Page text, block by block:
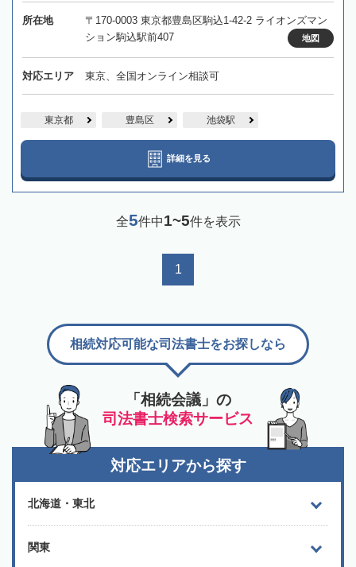
所在地
〒170-0003 東京都豊島区駒込1-42-2 ライオンズマン
ション駒込駅前407
地図
対応エリア 東京、全国オンライン相談可
東京都 豊島区 池袋駅
詳細を見る
全5件中1~5件を表示
1
「相続会議」の
司法書士検索サービス
相続対応可能な司法書士をお探しなら
対応エリアから探す
北海道・東北
関東